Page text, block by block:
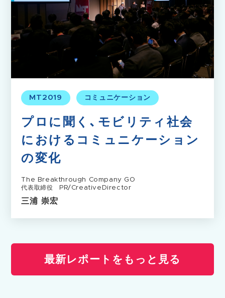
MT2019 コミュニケーション
プロに聞く、モビリティ社会
におけるコミュニケーション
の変化
The Breakthrough Company GO
代表取締役 PR/CreativeDirector
三浦 崇宏
最新レポートをもっと見る